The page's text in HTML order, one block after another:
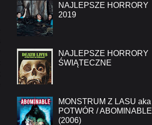
NAJLEPSZE HORRORY
2019
NAJLEPSZE HORRORY
ŚWIĄTECZNE
MONSTRUM Z LASU aka
POTWÓR / ABOMINABLE
(2006)